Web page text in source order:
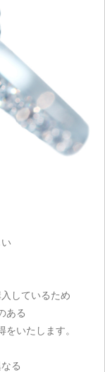
しているため
ある
いたします。
る